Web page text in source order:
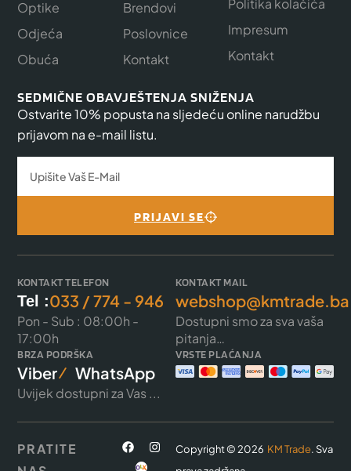
Optike
Odjeća
Obuća
Brendovi
Poslovnice
Kontakt
Politika kolačića
Impresum
Kontakt
SEDMIČNE OBAVJEŠTENJA SNIŽENJA
Ostvarite 10% popusta na sljedeću online narudžbu
prijavom na e-mail listu.
PRIJAVI SE
KONTAKT TELEFON
Tel :033 / 774 - 946
Pon - Sub : 08:00h -
17:00h
KONTAKT MAIL
webshop@kmtrade.ba
Dostupni smo za sva vaša
pitanja…
BRZA PODRŠKA
Viber WhatsApp
Uvijek dostupni za Vas ...
VRSTE PLAĆANJA
Copyright © 2026 KM Trade. Sva
PRATITE